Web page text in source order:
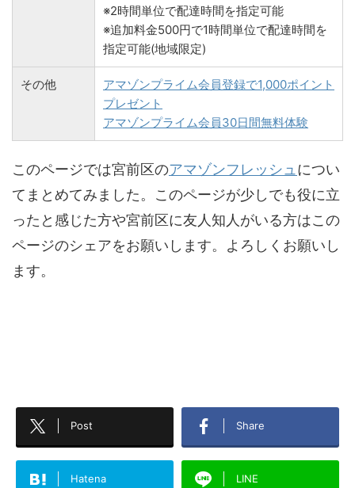
※2時間単位で配達時間を指定可能
※追加料金500円で1時間単位で配達時間を
指定可能(地域限定)
その他
アマゾンプライム会員登録で1,000ポイント
プレゼント
アマゾンプライム会員30日間無料体験
このページでは宮前区のアマゾンフレッシュ につい
てまとめてみました。このページが少しでも役に立
ったと感じた方や宮前区に友人知人がいる方はこの
ページのシェアをお願いします。よろしくお願いし
ます。
Post Share
Hatena LINE